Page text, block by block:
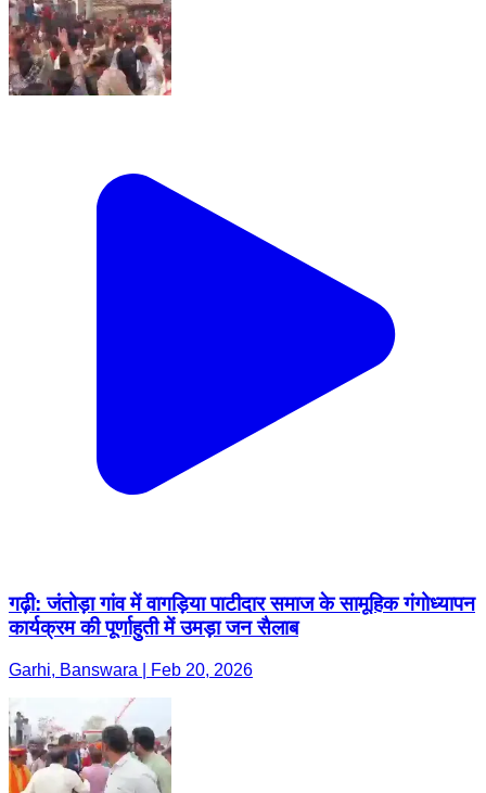
गढ़ी: जंतोड़ा गांव में वागड़िया पाटीदार समाज के सामूहिक गंगोध्यापन
कार्यक्रम की पूर्णाहुती में उमड़ा जन सैलाब
Garhi, Banswara | Feb 20, 2026